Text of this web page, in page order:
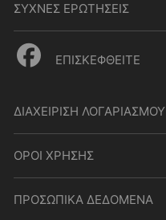
ΣΥΧΝΕΣ ΕΡΩΤΗΣΕΙΣ
ΕΠΙΣΚΕΦΘΕΙΤΕ
ΔΙΑΧΕΙΡΙΣΗ ΛΟΓΑΡΙΑΣΜΟΥ
ΟΡΟΙ ΧΡΗΣΗΣ
ΠΡΟΣΩΠΙΚΑ ΔΕΔΟΜΕΝΑ